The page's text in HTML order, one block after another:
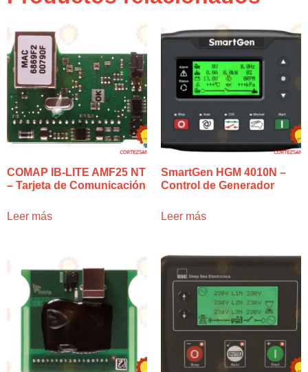
COMAP IB-LITE AMF25 NT
– Tarjeta de Comunicación
Leer más
SmartGen HGM 4010N –
Control de Generador
Leer más